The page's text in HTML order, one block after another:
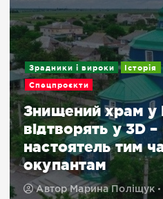
Зрадники і вироки Історія
Спецпроєкти
Знищений храм у
відтворять у 3D –
настоятель тим
окупантам
Автор Марина Поліщук